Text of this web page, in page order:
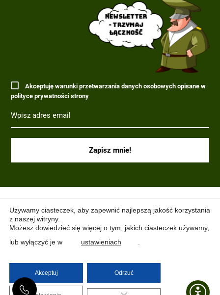
Akceptuję warunki przetwarzania danych osobowych opisane w
polityce prywatności strony
Newsletter
- trzymaj
łączność
(C) 2017-2022 PARAGRAF MILITARIA.
Używamy ciasteczek, aby zapewnić najlepszą jakość korzystania
z naszej witryny.
Możesz dowiedzieć się więcej o tym, jakich ciasteczek używamy,
lub wyłączyć je w
ustawieniach
Akceptuj Odrzuć